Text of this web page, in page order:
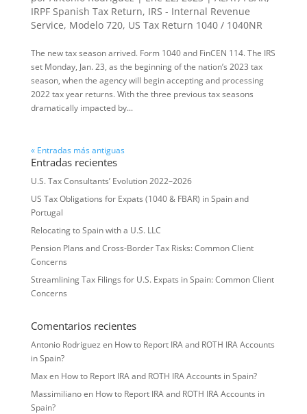
IRPF Spanish Tax Return, IRS - Internal Revenue
Service, Modelo 720, US Tax Return 1040 / 1040NR
The new tax season arrived. Form 1040 and FinCEN 114. The IRS
set Monday, Jan. 23, as the beginning of the nation’s 2023 tax
season, when the agency will begin accepting and processing
2022 tax year returns. With the three previous tax seasons
dramatically impacted by...
« Entradas más antiguas
Entradas recientes
U.S. Tax Consultants’ Evolution 2022–2026
US Tax Obligations for Expats (1040 & FBAR) in Spain and
Portugal
Relocating to Spain with a U.S. LLC
Pension Plans and Cross-Border Tax Risks: Common Client
Concerns
Streamlining Tax Filings for U.S. Expats in Spain: Common Client
Concerns
Comentarios recientes
Antonio Rodriguez en How to Report IRA and ROTH IRA Accounts
in Spain?
Maxen How to Report IRA and ROTH IRA Accounts in Spain?
Massimilianoen How to Report IRA and ROTH IRA Accounts in
Spain?